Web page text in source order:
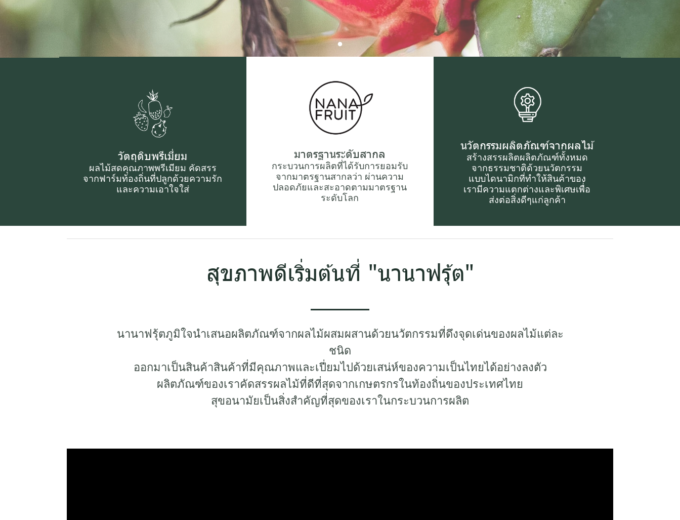
วัตถุดิบพรีเมี่ยม
ผลไม้สดคุณภาพพรีเมียม คัดสรร
จากฟาร์มท้องถิ่นที่ปลูกด้วยความรัก
และความเอาใจใส่
มาตรฐานระดับสากล
กระบวนการผลิตที่ได้รับการยอมรับ
จากมาตรฐานสากลว่า ผ่าน ความ
ปลอดภัยและสะอาดตามมาตรฐาน
ระดับโลก
นวัตกรรมผลิตภัณฑ์จากผลไม้
สร้างสรรผลิตผลิตภัณฑ์ทั้งหมด
จากธรรมชาติด้วยนวัตกรรม
แบบไดนามิกที่ทำให้สินค้าของ
เรามีความแตกต่างและพิเศษเพื่่อ
ส่งต่อสิ่งดีๆแก่ลูกค้า
สุขภาพดีเริ่มต้นที่ "นานาฟรุ้ต"
นานาฟรุ้ตภูมิใจนำเสนอผลิตภัณฑ์จากผลไม้ผสมผสานด้วยนวัตกรรมที่ดึงจุดเด่นของผลไม้แต่ละ
ชนิด
ออกมาเป็นสินค้าสินค้าที่มีคุณภาพและเปี่ยมไปด้วยเสน่ห์ของความเป็นไทยได้อย่างลงตัว
ผลิตภัณฑ์ของเราคัดสรรผลไม้ที่ดีที่สุดจากเกษตรกรในท้องถิ่นของประเทศไทย
สุขอนามัยเป็นสิ่งสำคัญที่สุดของเราในกระบวนการผลิต